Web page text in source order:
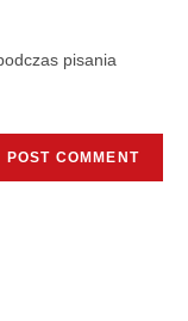
pisania